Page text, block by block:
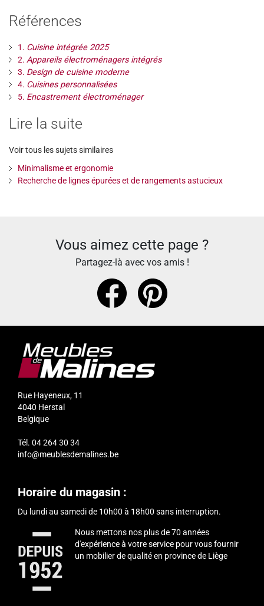
Références
1. Cuisine intégrée 2025
2. Appareils électroménagers intégrés
3. Design de cuisine moderne
4. Cuisines personnalisées
5. Encastrement électroménager
Lire la suite
Voir tous les sujets similaires
Minimalisme et ergonomie
Recherche de lignes épurées et de rangements astucieux
Vous aimez cette page ?
Partagez-là avec vos amis !
Rue Hayeneux, 11
4040 Herstal
Belgique
Tél. 04 264 30 34
info@meublesdemalines.be
Horaire du magasin :
Du lundi au samedi de 10h00 à 18h00 sans interruption.
Nous mettons nos plus de 70 années
d'expérience à votre service pour vous fournir
un mobilier de qualité en province de Liège